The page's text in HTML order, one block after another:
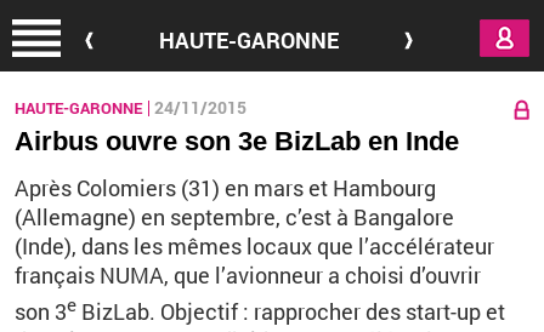
HAUTE-GARONNE
HAUTE-GARONNE 24/11/2015
Airbus ouvre son 3e BizLab en Inde
Après Colomiers (31) en mars et Hambourg
(Allemagne) en septembre, c’est à Bangalore
(Inde), dans les mêmes locaux que l’accélérateur
français NUMA, que l’avionneur a choisi d’ouvrir
son 3e BizLab. Objectif : rapprocher des start-up et